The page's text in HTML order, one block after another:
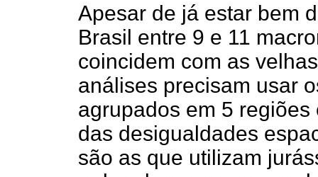
Apesar de já estar bem
Brasil entre 9 e 11
coincidem com as
análises precisam usar
agrupados em 5
das desigualdades
são as que utilizam